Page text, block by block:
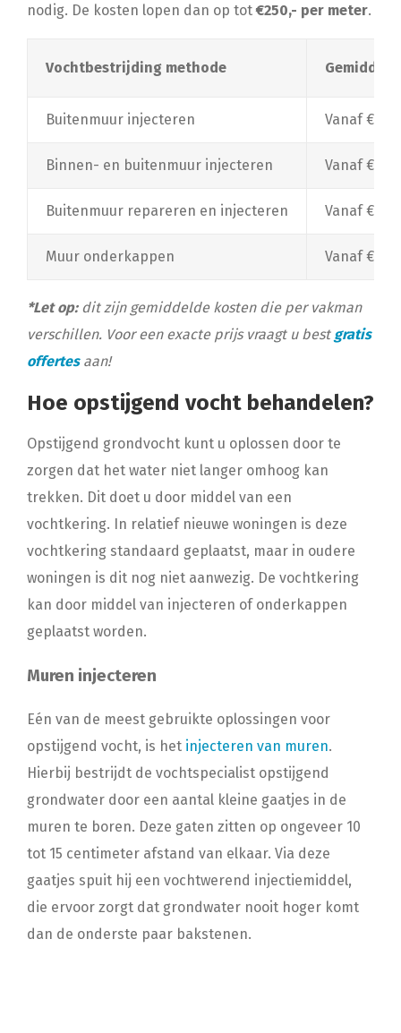
nodig. De kosten lopen dan op tot€250,- per meter.
Vochtbestrijding methode
Buitenmuur injecteren Vanaf
Binnen- en buitenmuur injecteren Vanaf
Buitenmuur repareren en injecteren Vanaf
Muur onderkappen Vanaf
*Let op:dit zijn gemiddelde kosten die per vakman
verschillen. Voor een exacte prijs vraagt u best gratis
offertesaan!
Hoe opstijgend vocht behandelen?
Opstijgend grondvocht kunt u oplossen door te
zorgen dat het water niet langer omhoog kan
trekken. Dit doet u door middel van een
vochtkering. In relatief nieuwe woningen is deze
vochtkering standaard geplaatst, maar in oudere
woningen is dit nog niet aanwezig. De vochtkering
kan door middel van injecteren of onderkappen
geplaatst worden.
Muren injecteren
Eén van de meest gebruikte oplossingen voor
opstijgend vocht, is het injecteren van muren.
Hierbij bestrijdt de vochtspecialist opstijgend
grondwater door een aantal kleine gaatjes in de
muren te boren. Deze gaten zitten op ongeveer 10
tot 15 centimeter afstand van elkaar. Via deze
gaatjes spuit hij een vochtwerend injectiemiddel,
die ervoor zorgt dat grondwater nooit hoger komt
dan de onderste paar bakstenen.